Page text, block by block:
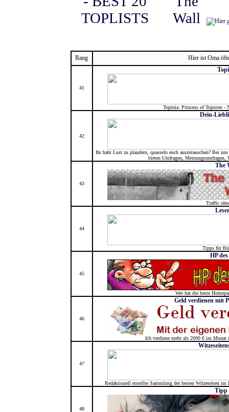
Rang Hier ist Oma
41
Topinia: Princess of Topsites -
42
Dein-
Ihr habt Lust zu plaudern, quasseln euch auszutauschen? Bei
bieten Umfragen, Meinungsumfragen,
43
The
Traffic
44
Tipps für
45
HP
Wer hat die beste
46
Geld verdienen mit
Ich verdiene mehr als 2000 € im Monat
47
Redaktionell erstellte Sammlung der besten Witzeseiten
48
Tipp